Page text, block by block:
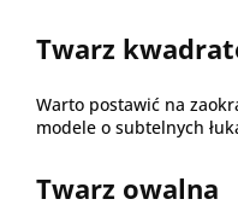
Twarz
Warto postawić na
modele o subtelnych
Twarz owalna